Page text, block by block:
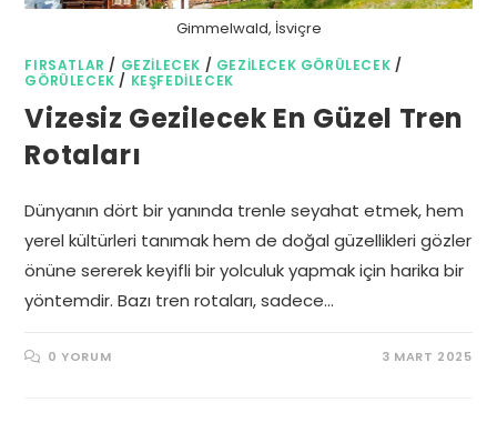
Gimmelwald, İsviçre
FIRSATLAR / GEZILECEK / GEZILECEK GÖRÜLECEK /
GÖRÜLECEK / KEŞFEDILECEK
Vizesiz Gezilecek En Güzel Tren
Rotaları
Dünyanın dört bir yanında trenle seyahat etmek, hem
yerel kültürleri tanımak hem de doğal güzellikleri gözler
önüne sererek keyifli bir yolculuk yapmak için harika bir
yöntemdir. Bazı tren rotaları, sadece…
0 YORUM 3 MART 2025